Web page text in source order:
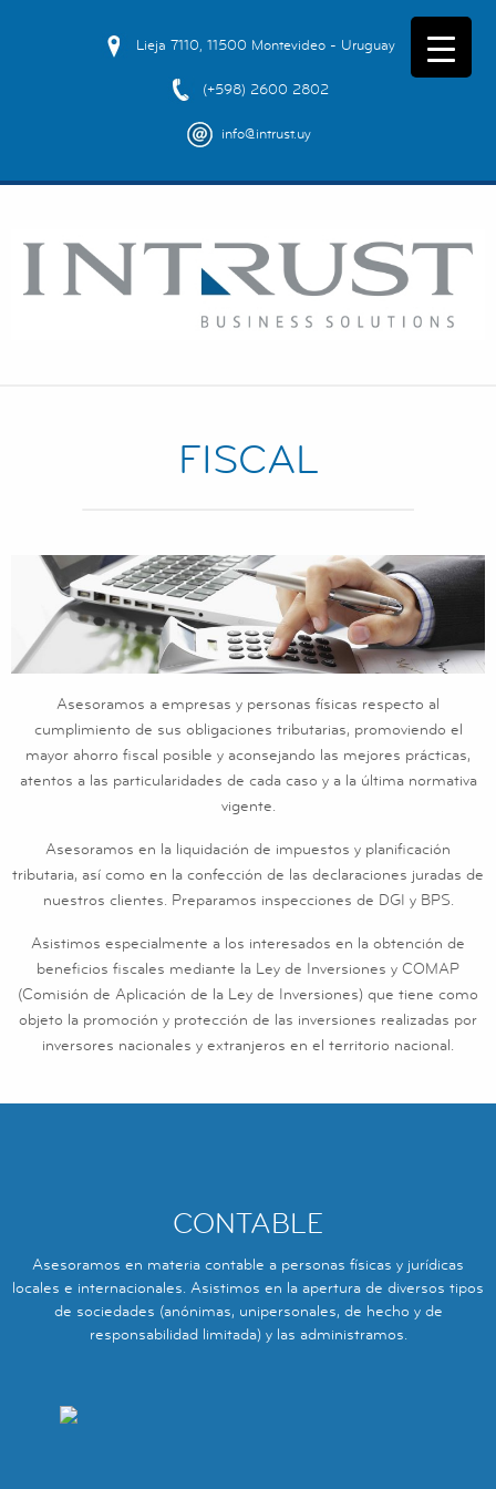
Lieja 7110, 11500 Montevideo - Uruguay
(+598) 2600 2802
info@intrust.uy
FISCAL
Asesoramos a empresas y personas físicas respecto al
cumplimiento de sus obligaciones tributarias, promoviendo el
mayor ahorro fiscal posible y aconsejando las mejores prácticas,
atentos a las particularidades de cada caso y a la última normativa
vigente.
Asesoramos en la liquidación de impuestos y planificación
tributaria, así como en la confección de las declaraciones juradas de
nuestros clientes. Preparamos inspecciones de DGI y BPS.
Asistimos especialmente a los interesados en la obtención de
beneficios fiscales mediante la Ley de Inversiones y COMAP
(Comisión de Aplicación de la Ley de Inversiones) que tiene como
objeto la promoción y protección de las inversiones realizadas por
inversores nacionales y extranjeros en el territorio nacional.
CONTABLE
Asesoramos en materia contable a personas físicas y jurídicas
locales e internacionales. Asistimos en la apertura de diversos tipos
de sociedades (anónimas, unipersonales, de hecho y de
responsabilidad limitada) y las administramos.